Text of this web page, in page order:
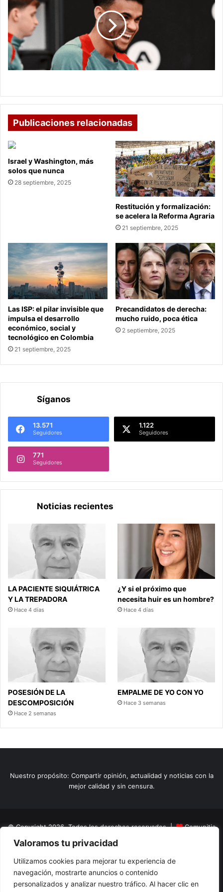
Valoramos tu privacidad
Utilizamos cookies para mejorar tu experiencia de
navegación, mostrarte anuncios o contenido
personalizados y analizar nuestro tráfico. Al hacer clic en
pieza
clave
el
Liverpool
Publicaciones relacionadas
Israel y Washington, más
solos que nunca
28 septiembre, 2025
Restitución y formalización:
se acelera la Reforma Agraria
21 septiembre, 2025
Las ISP: el pilar invisible que
impulsa el desarrollo
económico, social y
tecnológico en Colombia
21 septiembre, 2025
Precandidatos de derecha:
mucho ruido, poca ética
2 septiembre, 2025
Síganos
13.571
Seguidores
1.122
Seguidores
771
Seguidores
Noticias recientes
LA PACIENTE SIQUIÁTRICA
Y LA TREPADORA
Hace 4 días
¿Y si el próximo que
necesita huir es un hombre?
Hace 4 días
POSESIÓN DE LA
DESCOMPOSICIÓN
Hace 2 semanas
EMPALME DE YO CON YO
Hace 3 semanas
Nuestro propósito: Compartir opinión, actualidad y noticias con la
mejor calidad y sin censura.
© Copyright 2026, Todos los derechos reservados |
Comunitic
SAS BICNit 901228106
Home
Actualidad Variedades Opinion Turismo
El Tinteadero
Caricaturas Reportajes